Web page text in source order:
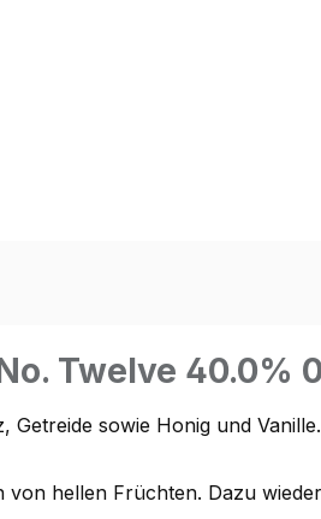
Twelve 40.0%
sowie Honig und Vanille.
hellen Früchten. Dazu